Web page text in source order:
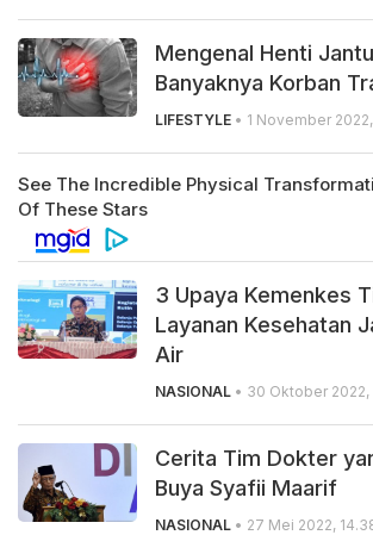
Mengenal Henti
Banyaknya Korban
LIFESTYLE • 1 November 2022,
3 Upaya Kemenkes
Layanan Kesehatan
Air
NASIONAL • 30 Oktober 2022,
Cerita Tim Dokter
Buya Syafii Maarif
NASIONAL • 27 Mei 2022,